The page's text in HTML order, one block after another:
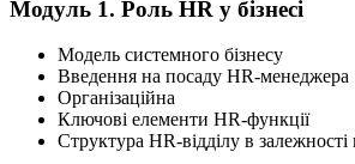
Модуль 1. Роль HR у бізнесі
Модель системного бізнесу
Введення на посаду HR-менеджера
Організаційна
Ключові елементи HR-функції
Структура HR-відділу в залежності